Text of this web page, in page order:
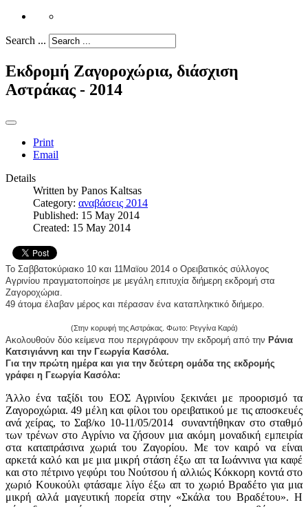
Search ...
Εκδρομή Ζαγοροχώρια, διάσχιση
Αστράκας - 2014
Print
Email
Details
Written by Panos Kaltsas
Category: αναβάσεις 2014
Published: 15 May 2014
Created: 15 May 2014
Το Σαββατοκύριακο 10 και 11Μαϊου 2014 ο Ορειβατικός σύλλογος
Αγρινίου πραγματοποίησε με μεγάλη επιτυχία διήμερη εκδρομή στα
Ζαγοροχώρια.
49 άτομα έλαβαν μέρος και πέρασαν ένα καταπληκτικό διήμερο.
(Στην κορυφή της Αστράκας. Φωτο: Ρεγγίνα Καρά)
Ακολουθούν δύο κείμενα που περιγράφουν την εκδρομή από την Ράνια
Κατσιγιάννη και την Γεωργία Κασόλα.
Για την πρώτη ημέρα
γράφει η Γεωργία Κασόλα:
Άλλο ένα ταξίδι του ΕΟΣ Αγρινίου ξεκινάει με προορισμό τα
Ζαγοροχώρια. 49 μέλη και φίλοι του ορειβατικού με τις αποσκευές
ανά χείρας, το Σαβ/κο 10-11/05/2014 συναντήθηκαν στο σταθμό
των τρένων στο Αγρίνιο να ζήσουν μια ακόμη μοναδική εμπειρία
στα καταπράσινα χωριά του Ζαγορίου. Με τον καιρό να είναι
αρκετά καλό και με μια μικρή στάση έξω απ τα Ιωάννινα για καφέ
και στο πέτρινο γεφύρι του Νούτσου ή αλλιώς Κόκκορη κοντά στο
χωριό Κουκούλι φτάσαμε λίγο έξω απ το χωριό Βραδέτο για μια
μικρή αλλά μαγευτική πορεία στην «Σκάλα του Βραδέτου». Η